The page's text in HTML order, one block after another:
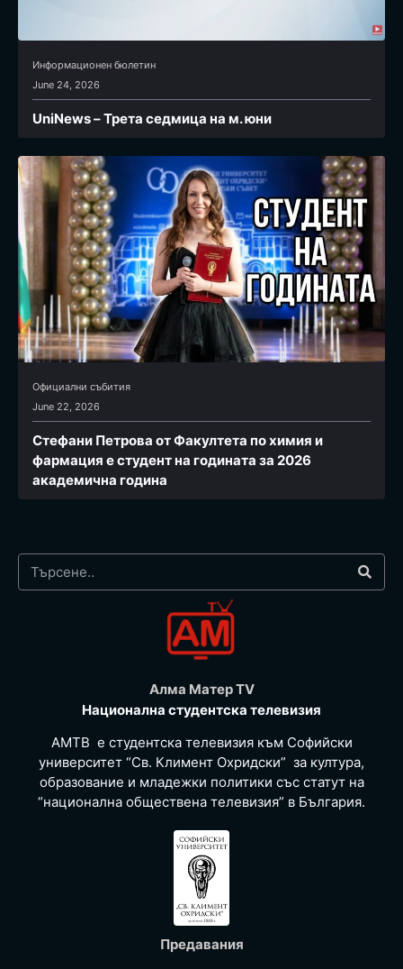
Информационен бюлетин
June 24, 2026
UniNews – Трета седмица на м. юни
Официални събития
June 22, 2026
Стефани Петрова от Факултета по химия и
фармация e студент на годината за 2026
академична година
Алма Матер TV
Национална студентска телевизия
АМТВ е студентска телевизия към Софийски
университет “Св. Климент Охридски” за култура,
образование и младежки политики със статут на
“национална обществена телевизия” в България.
Предавания